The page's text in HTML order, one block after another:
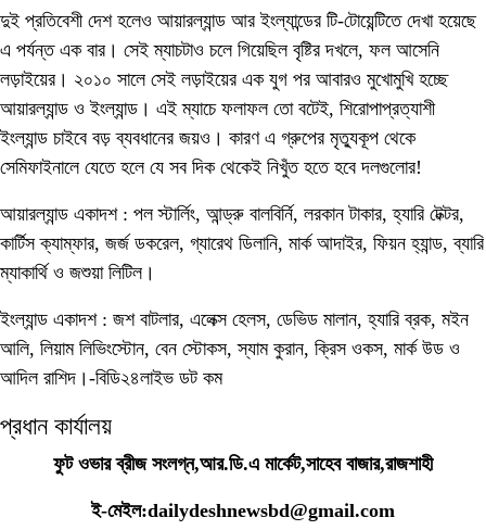
দুই প্রতিবেশী দেশ হলেও আয়ারল্যান্ড আর ইংল্যান্ডের টি-টোয়েন্টিতে দেখা হয়েছে
এ পর্যন্ত এক বার। সেই ম্যাচটাও চলে গিয়েছিল বৃষ্টির দখলে, ফল আসেনি
লড়াইয়ের। ২০১০ সালে সেই লড়াইয়ের এক যুগ পর আবারও মুখোমুখি হচ্ছে
আয়ারল্যান্ড ও ইংল্যান্ড। এই ম্যাচে ফলাফল তো বটেই, শিরোপাপ্রত্যাশী
ইংল্যান্ড চাইবে বড় ব্যবধানের জয়ও। কারণ এ গ্রুপের মৃত্যুকূপ থেকে
সেমিফাইনালে যেতে হলে যে সব দিক থেকেই নিখুঁত হতে হবে দলগুলোর!
আয়ারল্যান্ড একাদশ : পল স্টার্লিং, আন্ড্রু বালবির্নি, লরকান টাকার, হ্যারি টেক্টর,
কার্টিস ক্যাম্ফার, জর্জ ডকরেল, গ্যারেথ ডিলানি, মার্ক আদাইর, ফিয়ন হ্যান্ড, ব্যারি
ম্যাকার্থি ও জশুয়া লিটিল।
ইংল্যান্ড একাদশ : জশ বাটলার, এলেক্স হেলস, ডেভিড মালান, হ্যারি ব্রক, মইন
আলি, লিয়াম লিভিংস্টোন, বেন স্টোকস, স্যাম কুরান, ক্রিস ওকস, মার্ক উড ও
আদিল রাশিদ।-বিডি২৪লাইভ ডট কম
প্রধান কার্যালয়
ফুট ওভার ব্রীজ সংলগ্ন,আর.ডি.এ মার্কেট,সাহেব বাজার,রাজশাহী
ই-মেইল:dailydeshnewsbd@gmail.com